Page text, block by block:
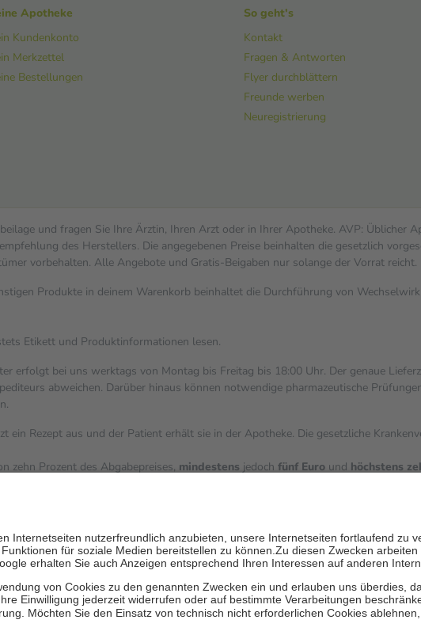
Apotheke
Kundenkonto
Merkzettel
Bestellungen
So geht's
Kontakt
Fragen & Antworten
Flyer durchblättern
Freunde werben
Neuregistrierung
und fragen Sie Ihre Ärztin, Ihren Arzt oder in Ihrer Apotheke. AVP: Üblicher
des Herstellers. Die angegebenen Preise beinhalten die gesetzlich
vorbehalten. Alle Angebote und Gratis-Beigaben nur solange der Vorrat reicht.
Produkte in deinem Warenkorb beinhaltet die Durchführung von
Etikett und Produktinformationen lesen.
erfolgt bei uns werktags von Montag bis Freitag bis 18:00 Uhr. Der genaue
abweichen. Darüber hinaus können notwendige pharmazeutische
Rezept aus und der Patient erhält sie in der Apotheke. Die gesetzliche
zehn Prozent des Abgabepreises, mindestens jedoch fünf Euro und höchstens
zu stärken und die besondere Stellung der Familie zu unterstützen, fallen
mit Ausnahme der Fahrkosten
von der GKV getragen werden